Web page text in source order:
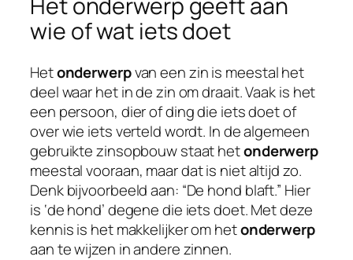
wie of wat iets doet
Hetonderwerpvan een zin is meestal het
deel waar het in de zin om draait. Vaak is het
een persoon, dier of ding die iets doet of
over wie iets verteld wordt. In de algemeen
gebruikte zinsopbouw staat hetonderwerp
meestal vooraan, maar dat is niet altijd zo.
Denk bijvoorbeeld aan: “De hond blaft.” Hier
is ‘de hond’ degene die iets doet. Met deze
kennis is het makkelijker om hetonderwerp
aan te wijzen in andere zinnen.